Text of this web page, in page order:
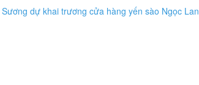
dự khai trương cửa hàng yến sào Ngọc Lan